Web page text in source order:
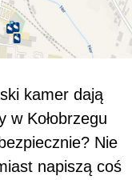
kamer dają
w Kołobrzegu
Nie
napiszą coś